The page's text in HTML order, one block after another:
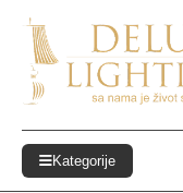
Kategorije